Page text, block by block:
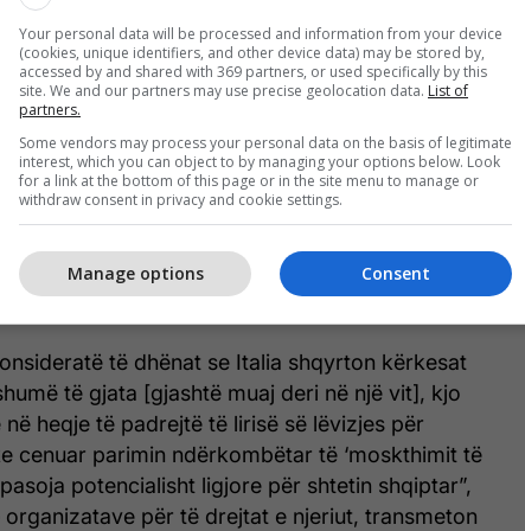
mes kryeministrit të Shqipërisë, Edi
së tij italiane, Giorgia Meloni. Marrëveshja
që shpëtohen në Detin Mesdhe të dërgohen
në Shqipëri, ku do të ngrihet qendra e pritjes.
aty dhe në një qendër tjetër në Gjadër,
të kërkesave të tyre për azil.
së Shqipërisë, organizatat shprehën
e heqjes së padrejtë të lirisë për
të dhënat se Italia shqyrton kërkesat
të gjata [gjashtë muaj deri në një vit], kjo
heqje të padrejtë të lirisë së lëvizjes për
cenuar parimin ndërkombëtar të ‘moskthimit të
potencialisht ligjore për shtetin shqiptar”,
organizatave për të drejtat e njeriut, transmeton
Your personal data will be processed and information from your device
(cookies, unique identifiers, and other device data) may be stored by,
accessed by and shared with 369 partners, or used specifically by this
site. We and our partners may use precise geolocation data. List of
partners.
Some vendors may process your personal data on the basis of legitimate
interest, which you can object to by managing your options below. Look
for a link at the bottom of this page or in the site menu to manage or
withdraw consent in privacy and cookie settings.
Consent
Manage options